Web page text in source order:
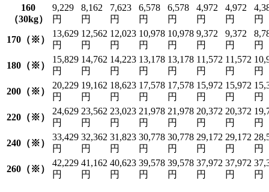
160
（30kg）
9,229
円
8,162
円
7,623
円
6,578
円
6,578
円
4,972
円
4,972
円
円
170（※）
13,629
円
12,562
円
12,023
円
10,978
円
10,978
円
9,372
円
9,372
円
円
180（※）
15,829
円
14,762
円
14,223
円
13,178
円
13,178
円
11,572
円
11,572
円
円
200（※）
20,229
円
19,162
円
18,623
円
17,578
円
17,578
円
15,972
円
15,972
円
円
220（※）
24,629
円
23,562
円
23,023
円
21,978
円
21,978
円
20,372
円
20,372
円
円
240（※）
33,429
円
32,362
円
31,823
円
30,778
円
30,778
円
29,172
円
29,172
円
円
260（※）
42,229
円
41,162
円
40,623
円
39,578
円
39,578
円
37,972
円
37,972
円
円